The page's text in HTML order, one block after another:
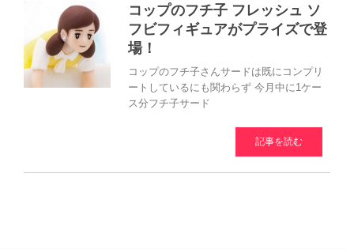
コップのフチ子 フレッシュ ソ
フビフィギュアがプライズで登
場！
コップのフチ子さんサードは既にコンプリ
ートしているにも関わらず 今月中に1ケー
ス分フチ子サード
記事を読む